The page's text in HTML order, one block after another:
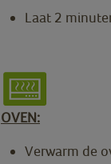
Laat 2
OVEN:
Verwarm de